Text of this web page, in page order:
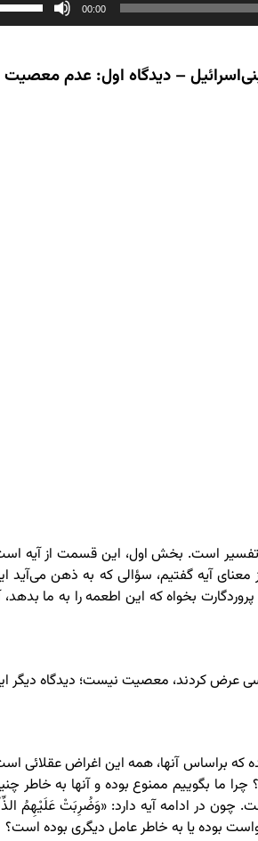
00:00
– دیدگاه اول: عدم
و تفسیر است. بخش اول، این قسمت از آیه
آیه گفتیم، سؤالی که به ذهن می‌آید
بخواه که این اطعمه را به ما بدهد،
عرض کردند، معصیت نیست؛ دیدگاه دیگر
براساس آنها، همه این اغراض عقلائی
ما بگوییم ممنوع بوده و آنها به خاطر
در ادامه آیه دارد: «وَضُرِبَتْ عَلَیْهِمُ
بوده یا به خاطر عامل دیگری بوده است؟